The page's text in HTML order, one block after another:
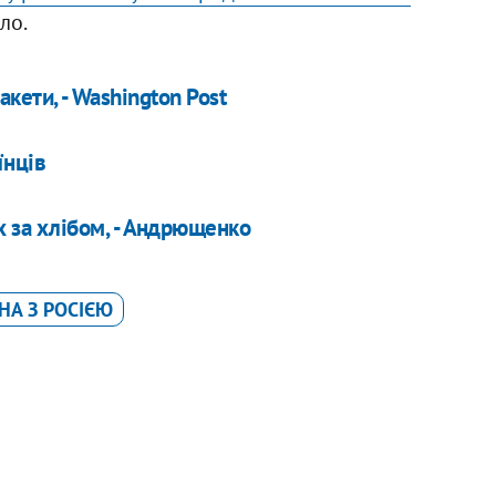
- Washington Post
за хлібом, - Андрющенко
З РОСІЄЮ